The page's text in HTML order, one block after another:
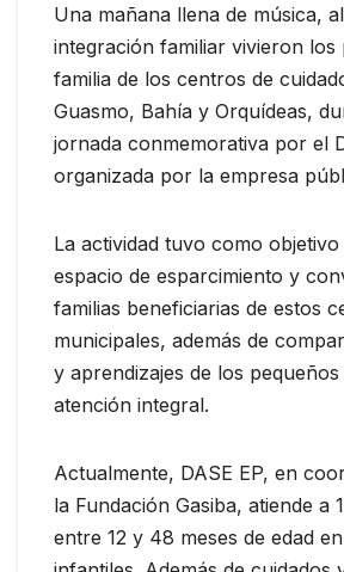
Una mañana llena de música,
integración familiar vivieron los
familia de los centros de
Guasmo, Bahía y Orquídeas,
jornada conmemorativa por el
organizada por la empresa
La actividad tuvo como
espacio de esparcimiento y
familias beneficiarias de estos
municipales, además de
y aprendizajes de los
atención integral.
Actualmente, DASE EP, en
la Fundación Gasiba, atiende a
entre 12 y 48 meses de edad